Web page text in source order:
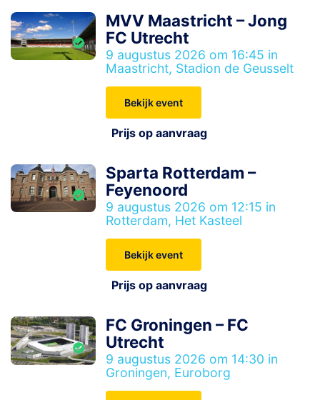
MVV Maastricht – Jong
FC Utrecht
9 augustus 2026 om 16:45 in
Maastricht, Stadion de Geusselt
Bekijk event
Prijs op aanvraag
Sparta Rotterdam –
Feyenoord
9 augustus 2026 om 12:15 in
Rotterdam, Het Kasteel
Bekijk event
Prijs op aanvraag
FC Groningen – FC
Utrecht
9 augustus 2026 om 14:30 in
Groningen, Euroborg